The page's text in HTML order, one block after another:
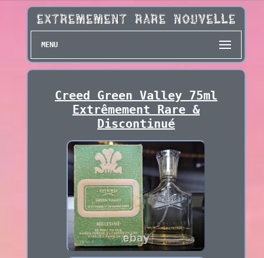
MENU
Creed Green Valley 75ml
Extrêmement Rare &
Discontinué